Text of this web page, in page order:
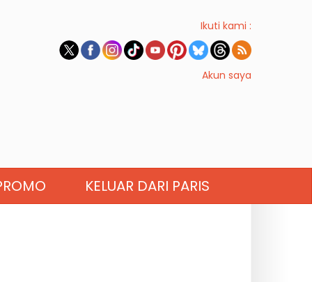
Ikuti kami :
Akun saya
KELUAR DARI PARIS